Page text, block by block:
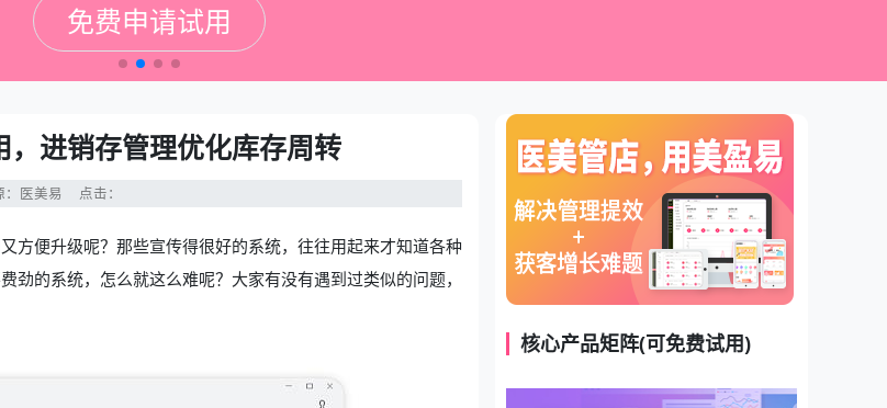
免费申请试用
免费申请试用
免费申请试用
免费申请试用
进销存管理优化库存周转
：医美易 点击：
方便升级呢？那些宣传得很好的系统，往往用起来才知道各种
的系统，怎么就这么难呢？大家有没有遇到过类似的问题，
核心产品矩阵(可免费试用)